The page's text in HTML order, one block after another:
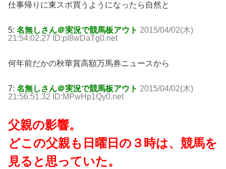
仕事帰りに東スポ買うようになったら自然と
5: 名無しさん＠実況で競馬板アウト 2015/04/02(木)
21:54:02.27 ID:pI8wDaTg0.net
何年前だかの秋華賞高額万馬券ニュースから
7: 名無しさん＠実況で競馬板アウト 2015/04/02(木)
21:56:51.32 ID:MPwHp1Qy0.net
父親の影響。
どこの父親も日曜日の３時は、競馬を
見ると思っていた。